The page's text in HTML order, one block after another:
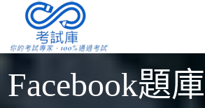
content
Facebook題